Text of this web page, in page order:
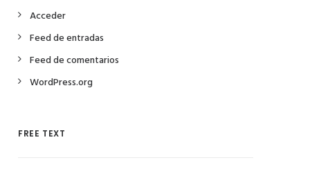
Acceder
Feed de entradas
Feed de comentarios
WordPress.org
FREE TEXT